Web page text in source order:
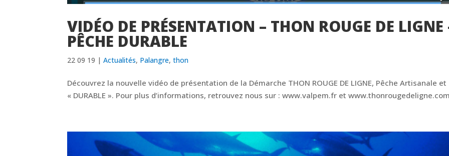
VIDÉO DE PRÉSENTATION – THON ROUGE DE LIGNE
PÊCHE DURABLE
22 09 19 |Actualités, Palangre,thon
Découvrez la nouvelle vidéo de présentation de la Démarche THON ROUGE DE LIGNE, Pêche Artisanale et
« DURABLE ». Pour plus d’informations, retrouvez nous sur : www.valpem.fr et